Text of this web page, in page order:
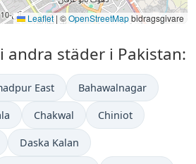
Leaflet | ©OpenStreetMapbidragsgivare
andra städer i Pakistan:
East Bahawalnagar
Chakwal Chiniot
Daska Kalan